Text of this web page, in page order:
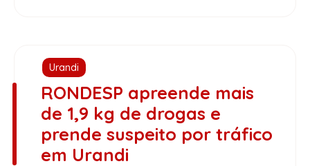
Urandi
RONDESP apreende mais
de 1,9 kg de drogas e
prende suspeito por tráfico
em Urandi